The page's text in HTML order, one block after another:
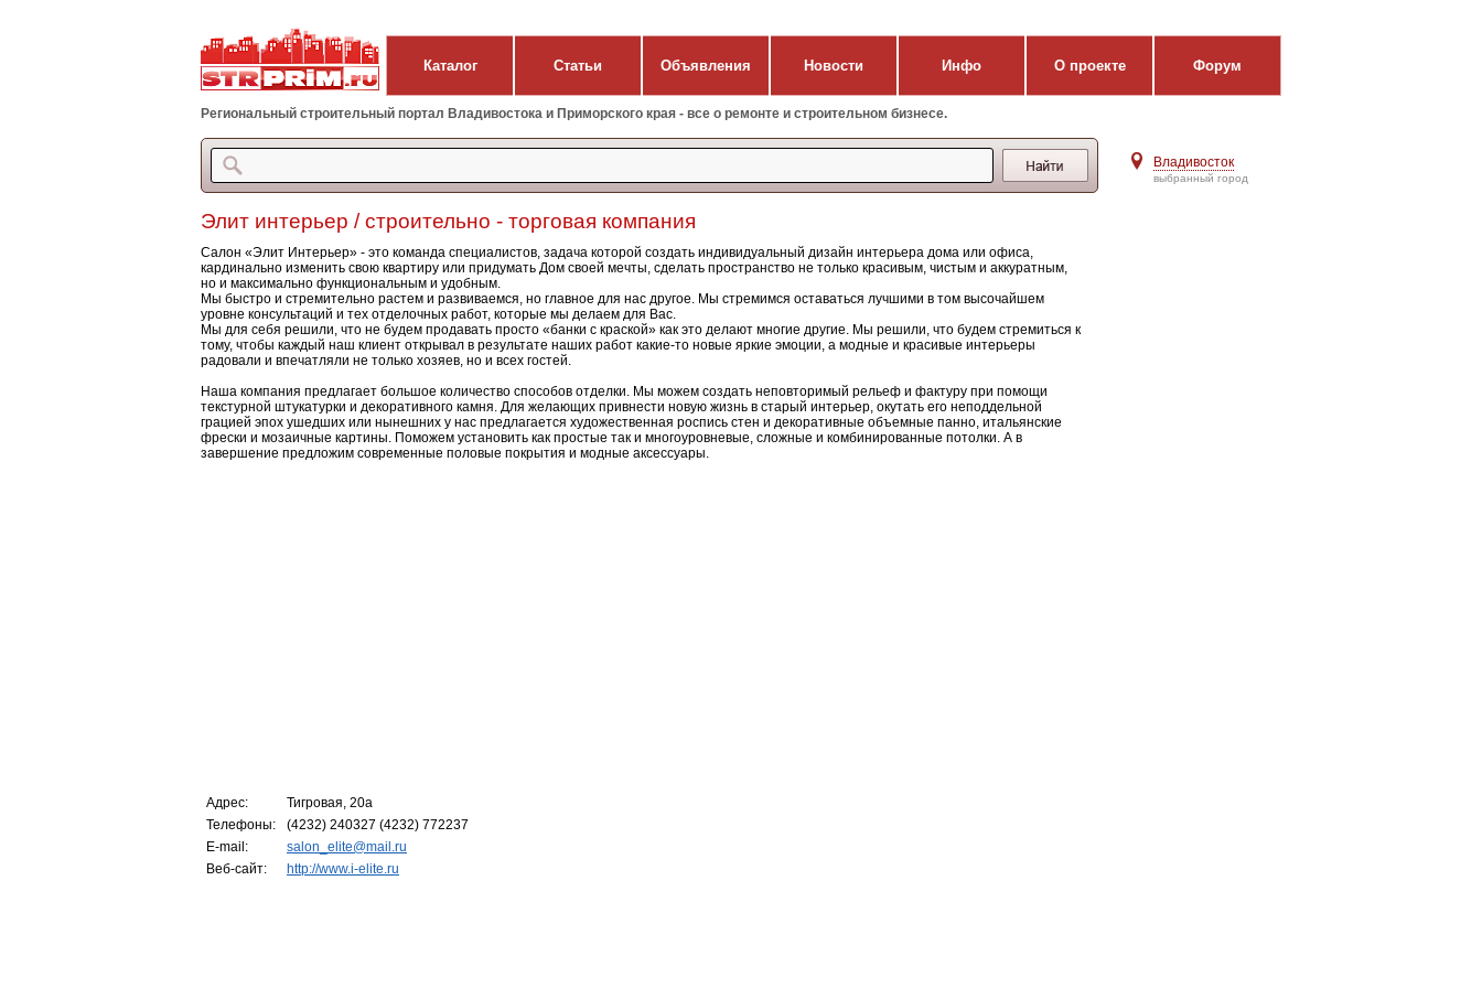
Каталог Статьи Объявления Новости Инфо О проекте Форум
Региональный строительный портал Владивостока и Приморского края - все о ремонте и строительном бизнесе.
Владивосток
выбранный город
Элит интерьер / строительно - торговая компания
Салон «Элит Интерьер» - это команда специалистов, задача которой создать индивидуальный дизайн интерьера дома или офиса,
кардинально изменить свою квартиру или придумать Дом своей мечты, сделать пространство не только красивым, чистым и аккуратным,
но и максимально функциональным и удобным.
Мы быстро и стремительно растем и развиваемся, но главное для нас другое. Мы стремимся оставаться лучшими в том высочайшем
уровне консультаций и тех отделочных работ, которые мы делаем для Вас.
Мы для себя решили, что не будем продавать просто «банки с краской» как это делают многие другие. Мы решили, что будем стремиться к
тому, чтобы каждый наш клиент открывал в результате наших работ какие-то новые яркие эмоции, а модные и красивые интерьеры
радовали и впечатляли не только хозяев, но и всех гостей.
Наша компания предлагает большое количество способов отделки. Мы мо­жем соз­дать не­пов­то­римый рель­еф и фак­ту­ру при по­мощи
текстурной шту­катур­ки и де­кора­тив­но­го кам­ня. Для желающих привнести новую жизнь в старый интерьер, окутать его неподдельной
грацией эпох ушедших или нынешних у нас предлагается художественная роспись стен и декоративные объемные панно, итальянские
фрески и мозаичные картины. Поможем установить как простые так и многоуровневые, сложные и комбинированные потолки. А в
завершение предложим современные половые покрытия и модные аксессуары.
Адрес:
Тигровая, 20а
Телефоны:
(4232) 240327 (4232) 772237
E-mail:
salon_elite@mail.ru
Веб-сайт:
http://www.i-elite.ru